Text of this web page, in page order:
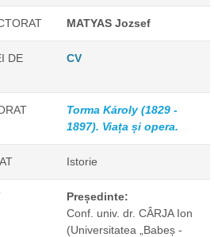
MATYAS Jozsef
DE
CV
Torma Károly (1829 -
1897). Viața și opera.
Istorie
Președinte:
Conf. univ. dr. CÂRJA Ion
(Universitatea „Babeș -